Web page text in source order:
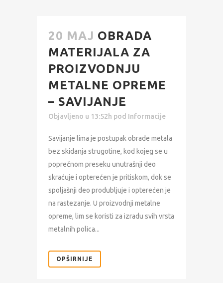
20 MAJ OBRADA
MATERIJALA ZA
PROIZVODNJU
METALNE OPREME
– SAVIJANJE
Objavljeno u 13:52h pod Informacije
Savijanje lima je postupak obrade metala
bez skidanja strugotine, kod kojeg se u
poprečnom preseku unutrašnji deo
skraćuje i opterećen je pritiskom, dok se
spoljašnji deo produbljuje i opterećen je
na rastezanje. U proizvodnji metalne
opreme, lim se koristi za izradu svih vrsta
metalnih polica...
OPŠIRNIJE